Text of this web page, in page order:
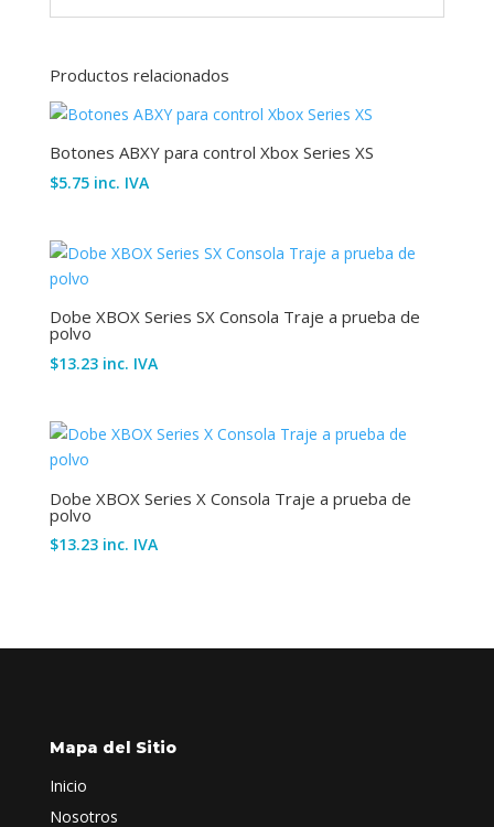
Productos relacionados
Botones ABXY para control Xbox Series XS
$5.75 inc. IVA
Dobe XBOX Series SX Consola Traje a prueba de
polvo
$13.23 inc. IVA
Dobe XBOX Series X Consola Traje a prueba de
polvo
$13.23 inc. IVA
Mapa del Sitio
Inicio
Nosotros